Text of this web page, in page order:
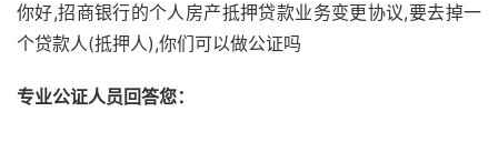
你好,招商银行的个人房产抵押贷款业务变更协议,要去掉一
个贷款人(抵押人),你们可以做公证吗
专业公证人员回答您：